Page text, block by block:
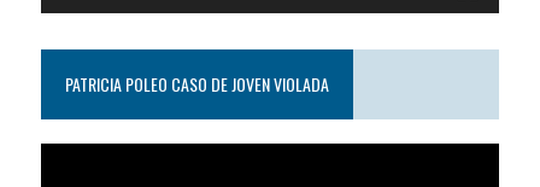
PATRICIA POLEO CASO DE JOVEN VIOLADA